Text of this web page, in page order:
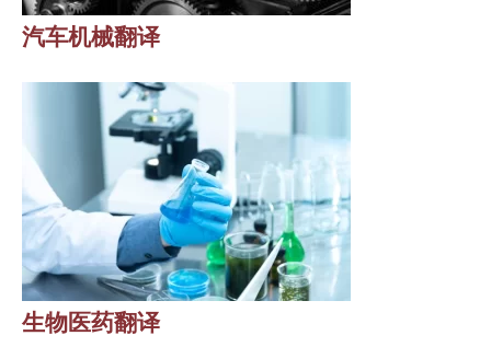
汽车机械翻译
生物医药翻译